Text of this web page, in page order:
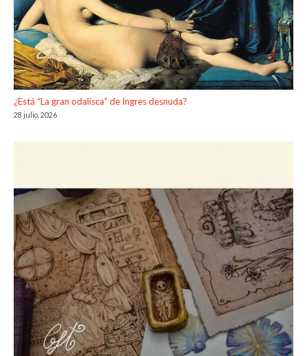
¿Está “La gran odalisca” de Ingres desnuda?
28 julio, 2026